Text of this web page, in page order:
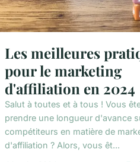
Les meilleures
pour le marketing
d'affiliation en 2024
Salut à toutes et à tous ! Vous
prendre une longueur d'avance
compétiteurs en matière de
d'affiliation ? Alors, vous êt...